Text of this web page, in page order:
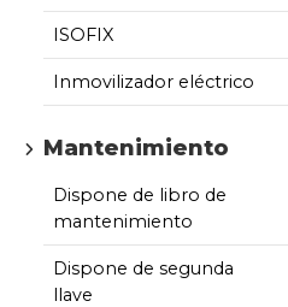
ISOFIX
Inmovilizador eléctrico
Mantenimiento
Dispone de libro de
mantenimiento
Dispone de segunda
llave